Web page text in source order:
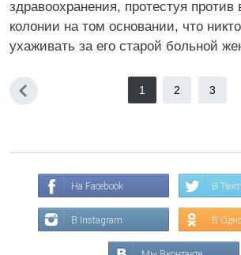
здравоохранения, протестуя против
колонии на том основании, что
ухаживать за его старой больной
1 2 3
На Facebook В
В Instagram В